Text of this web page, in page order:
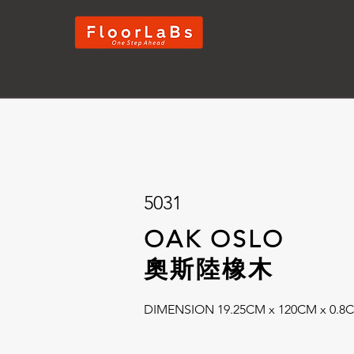
5031
OAK OSLO
奧斯陸橡木
DIMENSION 19.25CM x 120CM x